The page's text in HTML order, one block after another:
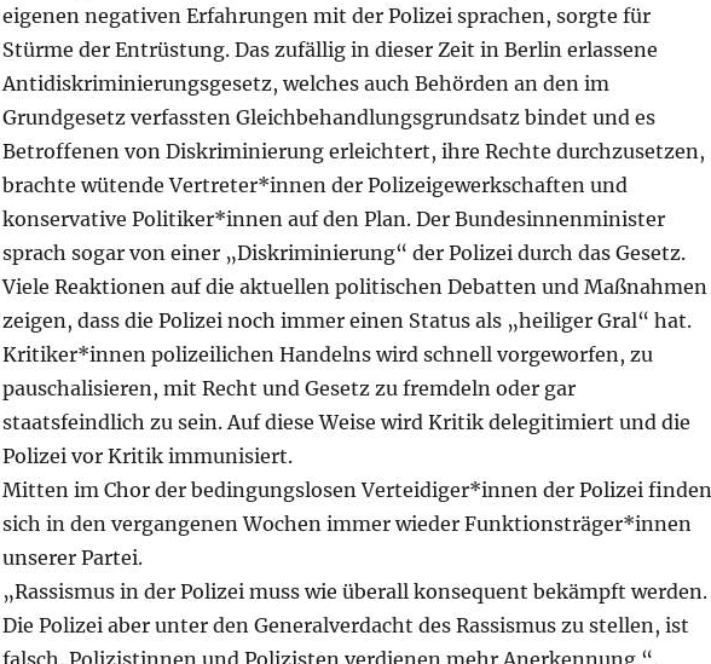
eigenen negativen Erfahrungen mit der Polizei sprachen, sorgte für
Stürme der Entrüstung. Das zufällig in dieser Zeit in Berlin erlassene
Antidiskriminierungsgesetz, welches auch Behörden an den im
Grundgesetz verfassten Gleichbehandlungsgrundsatz bindet und es
Betroffenen von Diskriminierung erleichtert, ihre Rechte durchzusetzen,
brachte wütende Vertreter*innen der Polizeigewerkschaften und
konservative Politiker*innen auf den Plan. Der Bundesinnenminister
sprach sogar von einer „Diskriminierung“ der Polizei durch das Gesetz.
Viele Reaktionen auf die aktuellen politischen Debatten und Maßnahmen
zeigen, dass die Polizei noch immer einen Status als „heiliger Gral“ hat.
Kritiker*innen polizeilichen Handelns wird schnell vorgeworfen, zu
pauschalisieren, mit Recht und Gesetz zu fremdeln oder gar
staatsfeindlich zu sein. Auf diese Weise wird Kritik delegitimiert und die
Polizei vor Kritik immunisiert.
Mitten im Chor der bedingungslosen Verteidiger*innen der Polizei finden
sich in den vergangenen Wochen immer wieder Funktionsträger*innen
unserer Partei.
„Rassismus in der Polizei muss wie überall konsequent bekämpft werden.
Die Polizei aber unter den Generalverdacht des Rassismus zu stellen, ist
falsch. Polizistinnen und Polizisten verdienen mehr Anerkennung.“,